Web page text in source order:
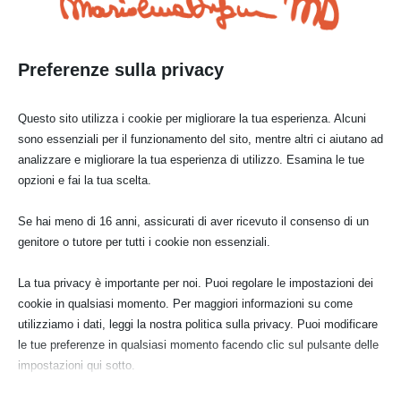
CONTATTAMI
Preferenze sulla privacy
Questo sito utilizza i cookie per migliorare la tua esperienza. Alcuni
sono essenziali per il funzionamento del sito, mentre altri ci aiutano ad
analizzare e migliorare la tua esperienza di utilizzo. Esamina le tue
opzioni e fai la tua scelta.
Se hai meno di 16 anni, assicurati di aver ricevuto il consenso di un
genitore o tutore per tutti i cookie non essenziali.
La tua privacy è importante per noi. Puoi regolare le impostazioni dei
cookie in qualsiasi momento. Per maggiori informazioni su come
utilizziamo i dati, leggi la nostra politica sulla privacy. Puoi modificare
le tue preferenze in qualsiasi momento facendo clic sul pulsante delle
impostazioni qui sotto.